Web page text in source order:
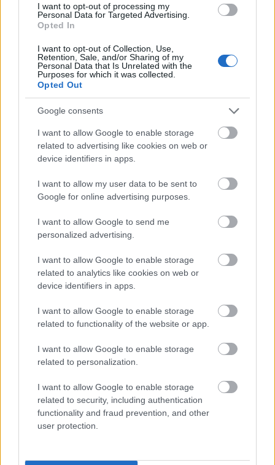
I want to opt-out of processing my
Personal Data for Targeted Advertising.
Opted In
I want to opt-out of Collection, Use,
Retention, Sale, and/or Sharing of my
Personal Data that Is Unrelated with the
Purposes for which it was collected.
Opted Out
Google consents
I want to allow Google to enable storage
related to advertising like cookies on web or
device identifiers in apps.
I want to allow my user data to be sent to
Google for online advertising purposes.
I want to allow Google to send me
personalized advertising.
I want to allow Google to enable storage
related to analytics like cookies on web or
device identifiers in apps.
I want to allow Google to enable storage
related to functionality of the website or app.
I want to allow Google to enable storage
related to personalization.
I want to allow Google to enable storage
related to security, including authentication
functionality and fraud prevention, and other
user protection.
EBERGÉNYI RÉKA USE UNUSED
MAGYAR TOPMODELL ISZAK ESZTER
Kövesd a Glamour cikkeit aGoogle hírekben
Támogatott Tartalom